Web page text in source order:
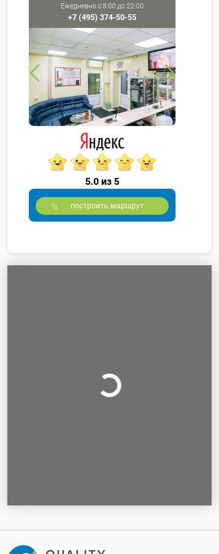
Ежедневно с 8:00 до 22:00
+7 (495) 374-50-55
5.0 из 5
построить маршрут